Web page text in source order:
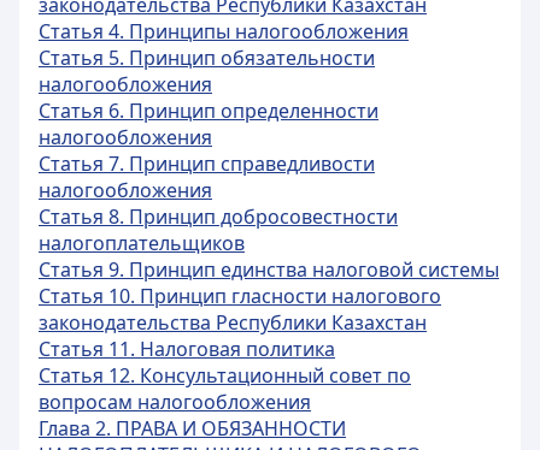
Статья 4. Принципы налогообложения
Статья 5. Принцип обязательности
налогообложения
Статья 6. Принцип определенности
налогообложения
Статья 7. Принцип справедливости
налогообложения
Статья 8. Принцип добросовестности
налогоплательщиков
Статья 9. Принцип единства налоговой системы
Статья 10. Принцип гласности налогового
законодательства Республики Казахстан
Статья 11. Налоговая политика
Статья 12. Консультационный совет по
вопросам налогообложения
Глава 2. ПРАВА И ОБЯЗАННОСТИ